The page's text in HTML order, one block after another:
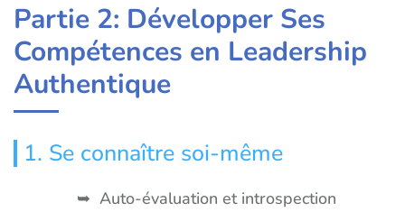
Partie 2: Développer Ses
Compétences en Leadership
Authentique
1. Se connaître soi-même
Auto-évaluation et introspection